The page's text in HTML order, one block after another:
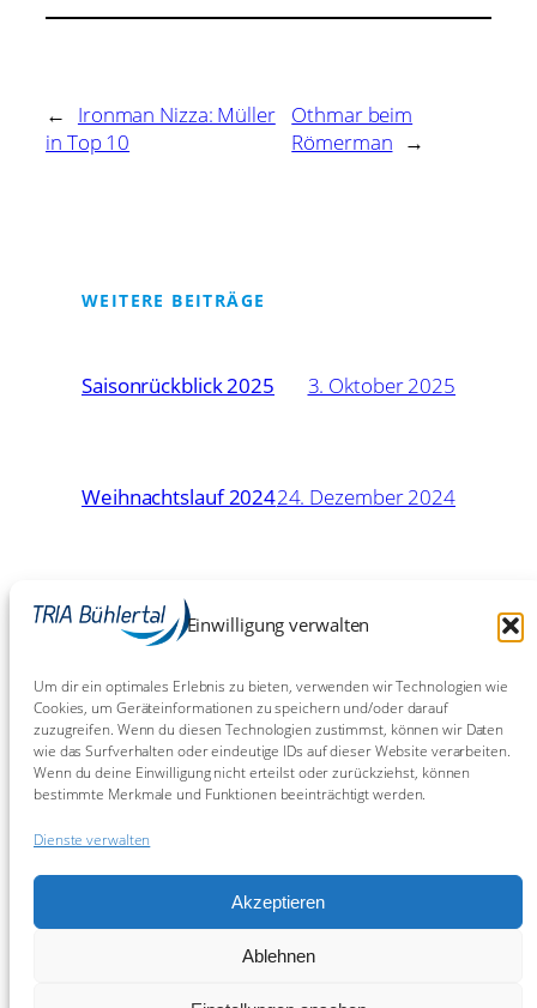
Einwilligung verwalten
Um dir ein optimales Erlebnis zu bieten, verwenden wir Technologien wie
Cookies, um Geräteinformationen zu speichern und/oder darauf
zuzugreifen. Wenn du diesen Technologien zustimmst, können wir Daten
wie das Surfverhalten oder eindeutige IDs auf dieser Website verarbeiten.
Wenn du deine Einwilligung nicht erteilst oder zurückziehst, können
bestimmte Merkmale und Funktionen beeinträchtigt werden.
Dienste verwalten
Akzeptieren
Ablehnen
←
Ironman Nizza: Müller
in Top 10
Othmar beim
Römerman →
WEITERE BEITRÄGE
Saisonrückblick 2025 3. Oktober 2025
Weihnachtslauf 202424. Dezember 2024
Eschborn-Frankfurt: Chaos
Chaos Chaos!
BW-Meisterschaften Sprint in
Bietigheim 2023
9. Juli
2023